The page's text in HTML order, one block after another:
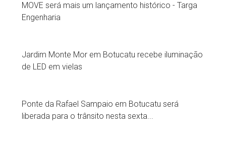
MOVE será mais um lançamento histórico - Targa
Engenharia
Jardim Monte Mor em Botucatu recebe iluminação
de LED em vielas
Ponte da Rafael Sampaio em Botucatu será
liberada para o trânsito nesta sexta...